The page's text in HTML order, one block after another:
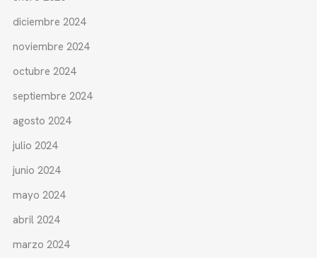
diciembre 2024
noviembre 2024
octubre 2024
septiembre 2024
agosto 2024
julio 2024
junio 2024
mayo 2024
abril 2024
marzo 2024